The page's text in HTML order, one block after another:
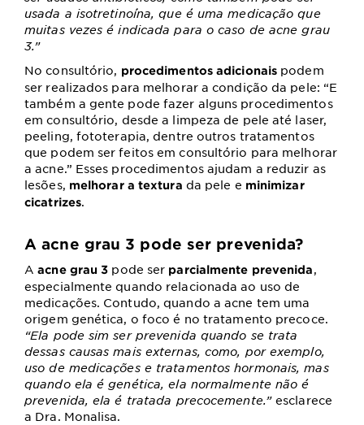
usada a isotretinoína, que é uma medicação que
muitas vezes é indicada para o caso de acne grau
3.”
No consultório, procedimentos adicionais podem
ser realizados para melhorar a condição da pele: “E
também a gente pode fazer alguns procedimentos
em consultório, desde a limpeza de pele até laser,
peeling, fototerapia, dentre outros tratamentos
que podem ser feitos em consultório para melhorar
a acne.” Esses procedimentos ajudam a reduzir as
lesões, melhorar a textura da pele e minimizar
cicatrizes.
A acne grau 3 pode ser prevenida?
Aacne grau 3 pode ser parcialmente prevenida,
especialmente quando relacionada ao uso de
medicações. Contudo, quando a acne tem uma
origem genética, o foco é no tratamento precoce.
“Ela pode sim ser prevenida quando se trata
dessas causas mais externas, como, por exemplo,
uso de medicações e tratamentos hormonais, mas
quando ela é genética, ela normalmente não é
prevenida, ela é tratada precocemente.”esclarece
a Dra. Monalisa.